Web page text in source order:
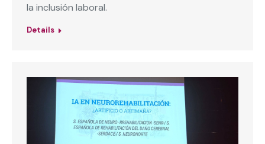
la inclusión laboral.
Details